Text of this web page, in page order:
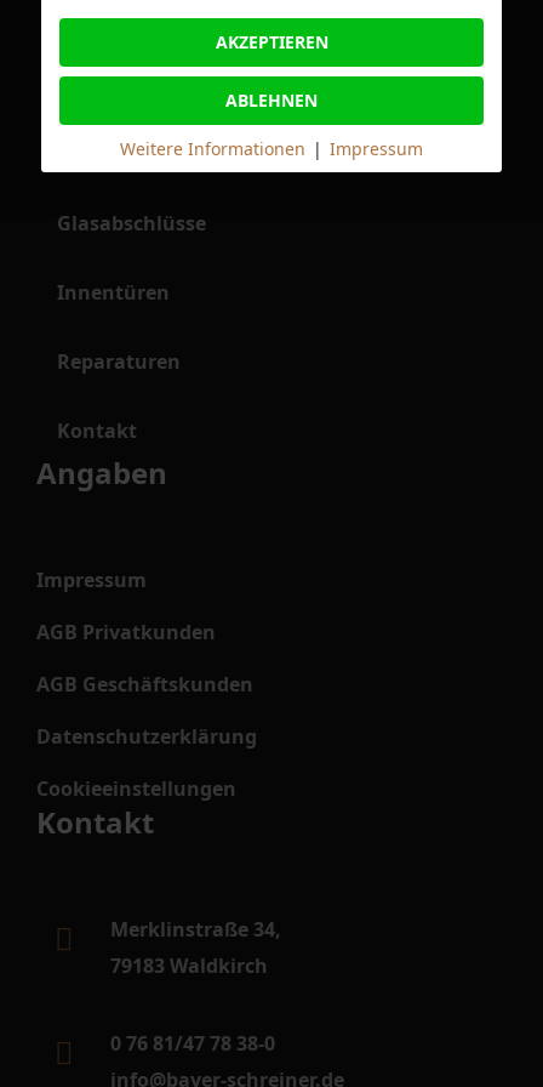
Fenster
Möbelschreinerei
Haustüren
Glasabschlüsse
Innentüren
Reparaturen
Kontakt
Angaben
Impressum
AGB Privatkunden
AGB Geschäftskunden
Datenschutzerklärung
Cookieeinstellungen
Kontakt
Merklinstraße 34,
79183 Waldkirch
0 76 81/47 78 38-0
info@bayer-schreiner.de
AKZEPTIEREN
ABLEHNEN
Weitere Informationen | Impressum